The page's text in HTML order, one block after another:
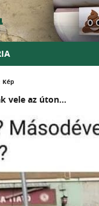
Kép
vele az úton...